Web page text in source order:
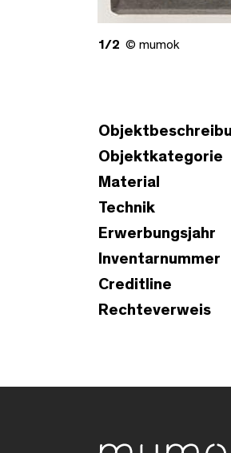
1/2 © mumok
Objektkategorie
Material
Technik
Erwerbungsjahr
Inventarnummer
Creditline
Rechteverweis